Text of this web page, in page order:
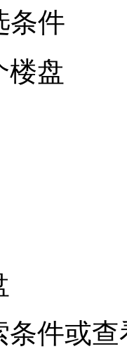
条件
楼盘
条件或查